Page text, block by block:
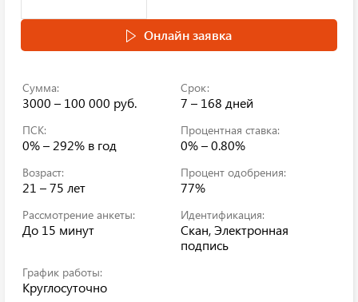
Онлайн заявка
Сумма:
3000 – 100 000 руб.
Срок:
7 – 168 дней
ПСК:
0% – 292% в год
Процентная ставка:
0% – 0.80%
Возраст:
21 – 75 лет
Процент одобрения:
77%
Рассмотрение анкеты:
До 15 минут
Идентификация:
Скан, Электронная
подпись
График работы:
Круглосуточно